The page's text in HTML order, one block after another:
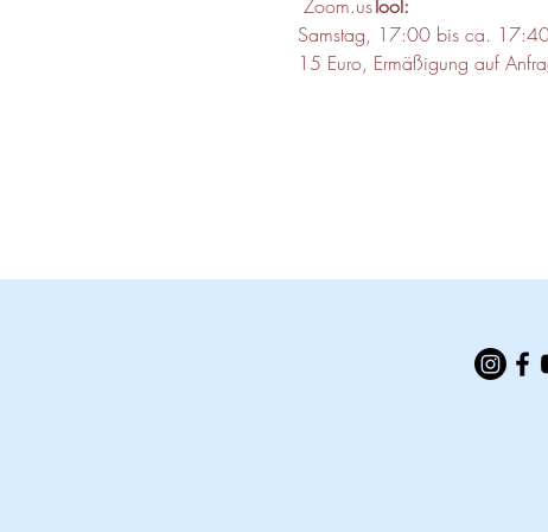
Zoom.usTool:
Samstag, 17:00 bis ca.
15 Euro, Ermäßigung auf